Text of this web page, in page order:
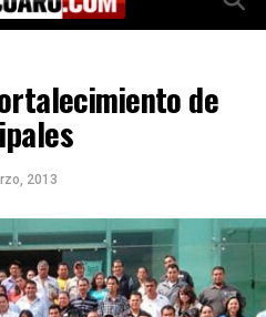
de
2013